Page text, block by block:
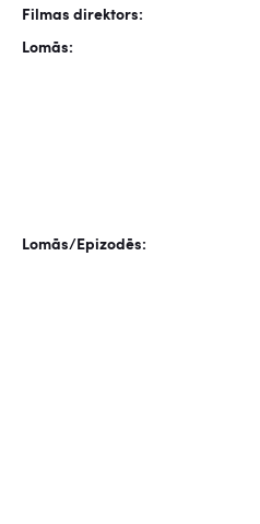
Filmas direktors:
Lomās:
Lomās/Epizodēs: